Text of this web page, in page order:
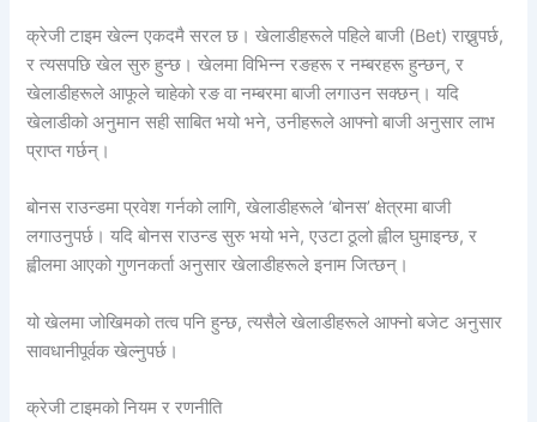
क्रेजी टाइम खेल्न एकदमै सरल छ। खेलाडीहरूले पहिले बाजी (Bet) राख्नुपर्छ,
र त्यसपछि खेल सुरु हुन्छ। खेलमा विभिन्न रङहरू र नम्बरहरू हुन्छन्, र
खेलाडीहरूले आफूले चाहेको रङ वा नम्बरमा बाजी लगाउन सक्छन्। यदि
खेलाडीको अनुमान सही साबित भयो भने, उनीहरूले आफ्नो बाजी अनुसार लाभ
प्राप्त गर्छन्।
बोनस राउन्डमा प्रवेश गर्नको लागि, खेलाडीहरूले ‘बोनस’ क्षेत्रमा बाजी
लगाउनुपर्छ। यदि बोनस राउन्ड सुरु भयो भने, एउटा ठूलो ह्वील घुमाइन्छ, र
ह्वीलमा आएको गुणनकर्ता अनुसार खेलाडीहरूले इनाम जित्छन्।
यो खेलमा जोखिमको तत्व पनि हुन्छ, त्यसैले खेलाडीहरूले आफ्नो बजेट अनुसार
सावधानीपूर्वक खेल्नुपर्छ।
क्रेजी टाइमको नियम र रणनीति